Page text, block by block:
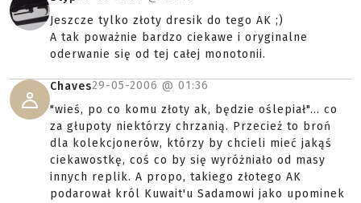
Jeszcze tylko złoty dresik do tego AK ;)
A tak poważnie bardzo ciekawe i oryginalne
oderwanie się od tej całej monotonii.
Chaves29-05-2006 @ 01:36
"wieś, po co komu złoty ak, będzie oślepiał"... co
za głupoty niektórzy chrzanią. Przecież to broń
dla kolekcjonerów, którzy by chcieli mieć jakąś
ciekawostkę, coś co by się wyróżniało od masy
innych replik. A propo, takiego złotego AK
podarował król Kuwait'u Sadamowi jako upominek